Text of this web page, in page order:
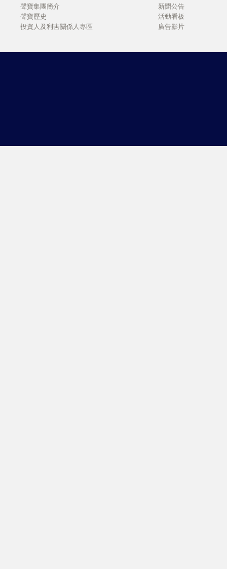
聲寶集團簡介
聲寶歷史
投資人及利害關係人專區
新聞公告
活動看板
廣告影片